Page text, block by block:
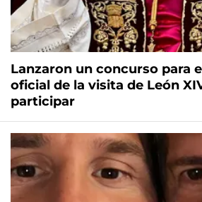
Lanzaron un concurso para
oficial de la visita de León
participar